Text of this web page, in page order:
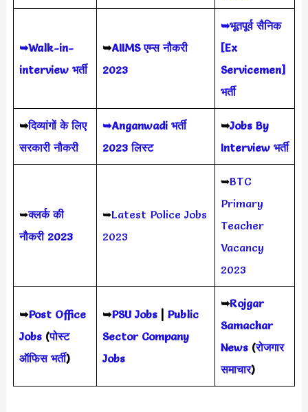
➥Walk-in-
interview भर्ती
➥AIIMS एम्स नौकरी
2023
➥भूतपूर्व सैनिक
[Ex
Servicemen]
भर्ती
➥दिव्यांगों के लिए
सरकारी नौकरी
➥Anganwadi भर्ती
2023 लिस्ट
➥Jobs By
Interview भर्ती
➥क्लर्क की
नौकरी 2023
➥Latest Police Jobs
2023
➥BTC
Primary
Teacher
Vacancy
2023
➥Post Office
Jobs(पोस्ट
ऑफिस भर्ती)
➥PSU Jobs| Public
Sector Company
Jobs
➥Rojgar
Samachar
News(रोजगार
समाचार)